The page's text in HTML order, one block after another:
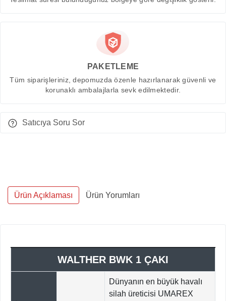
PAKETLEME
Tüm siparişleriniz, depomuzda özenle hazırlanarak güvenli ve
korunaklı ambalajlarla sevk edilmektedir.
Satıcıya Soru Sor
Ürün Açıklaması Ürün Yorumları
WALTHER BWK 1 ÇAKI
Dünyanın en büyük havalı
silah üreticisi UMAREX